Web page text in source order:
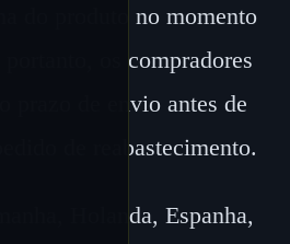
do produto no momento
portanto, os compradores
prazo de envio antes de
de reabastecimento.
Holanda, Espanha,